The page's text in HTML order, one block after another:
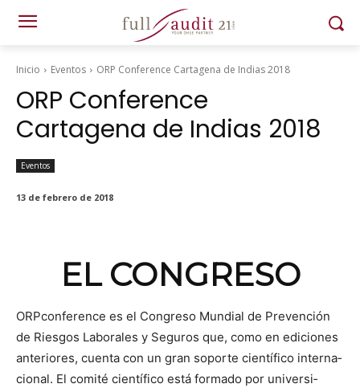
Inicio Eventos ORP Conference Cartagena de Indias 2018
ORP Conference
Cartagena de Indias 2018
Eventos
13 de febrero de 2018
EL CONGRESO
ORPcon­fer­ence es el Con­gre­so Mundi­al de Pre­ven­ción
de Ries­gos Lab­o­rales y Seguros que, como en edi­ciones
ante­ri­ores, cuen­ta con un gran soporte cien­tí­fi­co inter­na­
cional. El comité cien­tí­fi­co está for­ma­do por uni­ver­si­